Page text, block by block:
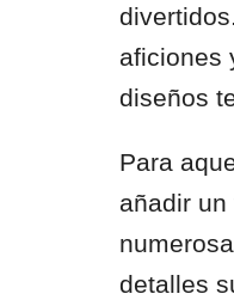
aficiones
diseños
Para
añadir
detalles